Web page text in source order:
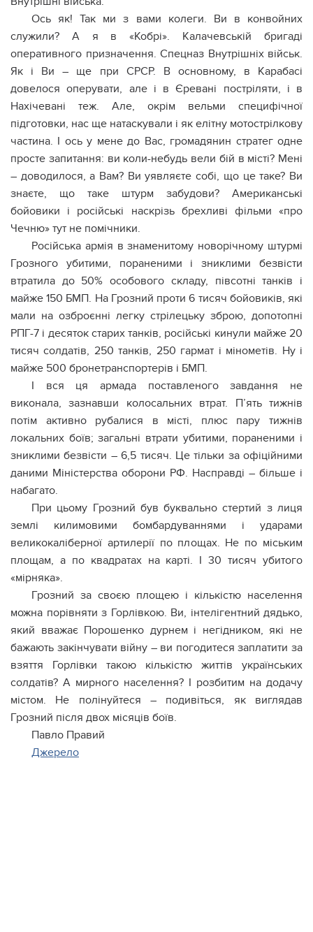
Ось як! Так ми з вами колеги. Ви в конвойних
служили? А я в «Кобрі». Калачевській бригаді
оперативного призначення. Спецназ Внутрішніх військ.
Як і Ви – ще при СРСР. В основному, в Карабасі
довелося оперувати, але і в Єревані постріляти, і в
Нахічевані теж. Але, окрім вельми специфічної
підготовки, нас ще натаскували і як елітну мотострілкову
частина. І ось у мене до Вас, громадянин стратег одне
просте запитання: ви коли-небудь вели бій в місті? Мені
– доводилося, а Вам? Ви уявляєте собі, що це таке? Ви
знаєте, що таке штурм забудови? Американські
бойовики і російські наскрізь брехливі фільми «про
Чечню» тут не помічники.
Російська армія в знаменитому новорічному штурмі
Грозного убитими, пораненими і зниклими безвісти
втратила до 50% особового складу, півсотні танків і
майже 150 БМП. На Грозний проти 6 тисяч бойовиків, які
мали на озброєнні легку стрілецьку зброю, допотопні
РПГ-7 і десяток старих танків, російські кинули майже 20
тисяч солдатів, 250 танків, 250 гармат і мінометів. Ну і
майже 500 бронетранспортерів і БМП.
І вся ця армада поставленого завдання не
виконала, зазнавши колосальних втрат. П’ять тижнів
потім активно рубалися в місті, плюс пару тижнів
локальних боїв; загальні втрати убитими, пораненими і
зниклими безвісти – 6,5 тисяч. Це тільки за офіційними
даними Міністерства оборони РФ. Насправді – більше і
набагато.
При цьому Грозний був буквально стертий з лиця
землі килимовими бомбардуваннями і ударами
великокаліберної артилерії по площах. Не по міським
площам, а по квадратах на карті. І 30 тисяч убитого
«мірняка».
Грозний за своєю площею і кількістю населення
можна порівняти з Горлівкою. Ви, інтелігентний дядько,
який вважає Порошенко дурнем і негідником, які не
бажають закінчувати війну – ви погодитеся заплатити за
взяття Горлівки такою кількістю життів українських
солдатів? А мирного населення? І розбитим на додачу
містом. Не полінуйтеся – подивіться, як виглядав
Грозний після двох місяців боїв.
Павло Правий
Джерело